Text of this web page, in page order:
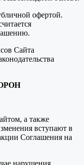
офертой.
Сайта
а также
вступают в
Соглашения на
нарушения